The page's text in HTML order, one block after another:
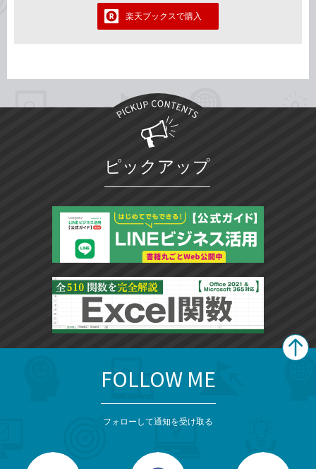
楽天ブックスで購入
ピックアップ
FOLLOW ME
フォローして通知を受け取る